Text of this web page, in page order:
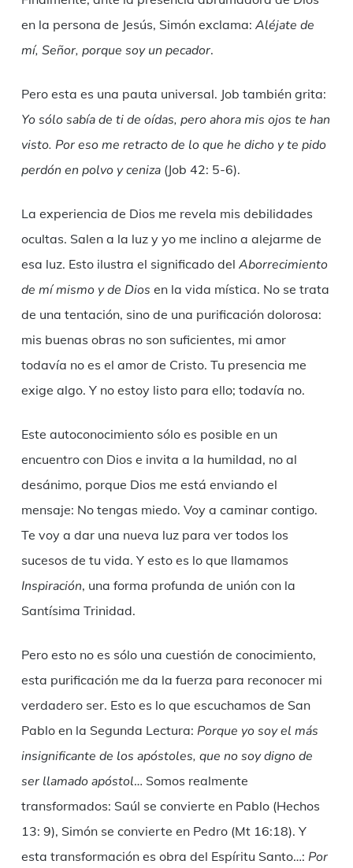
en la persona de Jesús, Simón exclama: Aléjate de
mí, Señor, porque soy un pecador.
Pero esta es una pauta universal. Job también grita:
Yo sólo sabía de ti de oídas, pero ahora mis ojos te han
visto. Por eso me retracto de lo que he dicho y te pido
perdón en polvo y ceniza(Job 42: 5-6).
La experiencia de Dios me revela mis debilidades
ocultas. Salen a la luz y yo me inclino a alejarme de
esa luz. Esto ilustra el significado del Aborrecimiento
de mí mismo y de Dios en la vida mística. No se trata
de una tentación, sino de una purificación dolorosa:
mis buenas obras no son suficientes, mi amor
todavía no es el amor de Cristo. Tu presencia me
exige algo. Y no estoy listo para ello; todavía no.
Este autoconocimiento sólo es posible en un
encuentro con Dios e invita a la humildad, no al
desánimo, porque Dios me está enviando el
mensaje: No tengas miedo. Voy a caminar contigo.
Te voy a dar una nueva luz para ver todos los
sucesos de tu vida. Y esto es lo que llamamos
Inspiración, una forma profunda de unión con la
Santísima Trinidad.
Pero esto no es sólo una cuestión de conocimiento,
esta purificación me da la fuerza para reconocer mi
verdadero ser. Esto es lo que escuchamos de San
Pablo en la Segunda Lectura: Porque yo soy el más
insignificante de los apóstoles, que no soy digno de
ser llamado apóstol… Somos realmente
transformados: Saúl se convierte en Pablo (Hechos
13: 9), Simón se convierte en Pedro (Mt 16:18). Y
esta transformación es obra del Espíritu Santo…: Por